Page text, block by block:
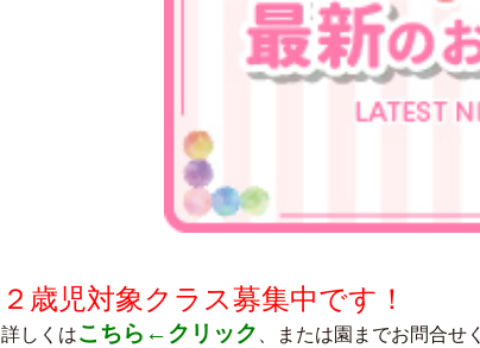
２歳児対象クラス募集中です！
詳しくはこちら←クリック
、または園までお問合せ